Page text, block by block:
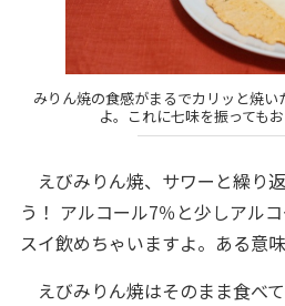
みりん焼の食感がまるでカリッと焼
よ。これに七味を振ってもお
えびみりん焼、サワーと繰り
う！ アルコール7％と少しアル
スイ飲めちゃいますよ。ある意味
えびみりん焼はそのまま食べ